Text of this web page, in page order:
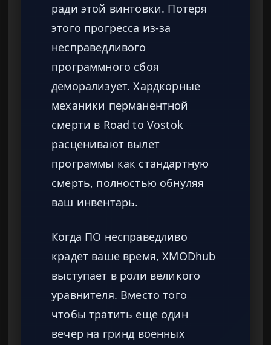
ради этой винтовки. Потеря
этого прогресса из-за
несправедливого
программного сбоя
деморализует. Хардкорные
механики перманентной
смерти в Road to Vostok
расценивают вылет
программы как стандартную
смерть, полностью обнуляя
ваш инвентарь.
Когда ПО несправедливо
крадет ваше время, XMODhub
выступает в роли великого
уравнителя. Вместо того
чтобы тратить еще один
вечер на гринд военных